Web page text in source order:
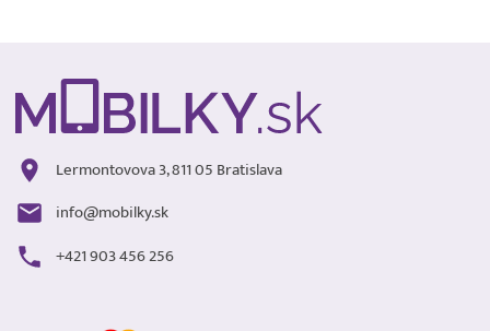
Lermontovova 3, 811 05 Bratislava
info@mobilky.sk
+421 903 456 256